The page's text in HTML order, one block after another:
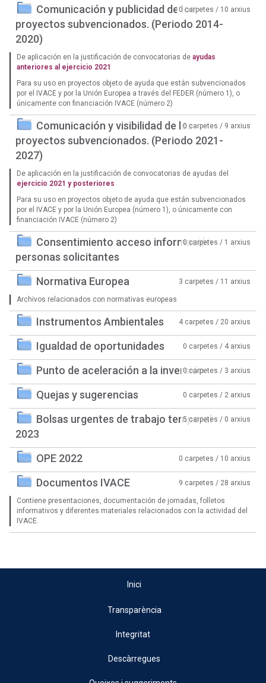
Comunicación y publicidad de los
proyectos subvencionados. (Periodo 2014-
2020)
0 carpetes / 10 arxius
De aplicación en la justificación de convocatorias de ayudas
anteriores al ejercicio 2021
Para su uso en proyectos objeto de ayuda que están subvencionados
por el IVACE y por la Unión Europea a través del FEDER (número 1), o
únicamente con financiación IVACE (número 2)
Comunicación y visibilidad de los
proyectos subvencionados. (Periodo 2021-
2027)
0 carpetes / 9 arxius
De aplicación en la justificación de convocatorias de ayudas del
ejercicio 2021 y posteriores
Para su uso en proyectos objeto de ayuda que están subvencionados
por el IVACE y por la Unión Europea (número 1), o únicamente con
financiación IVACE (número 2)
Consentimiento acceso información
personas solicitantes
0 carpetes / 1 arxius
Normativa Europea 3 carpetes / 11 arxius
Archivos relacionados con normativas europeas
Instrumentos Ambientales 4 carpetes / 20 arxius
Igualdad de oportunidades 0 carpetes / 4 arxius
Punto de aceleración a la inversión0 carpetes / 3 arxius
Quejas y sugerencias 0 carpetes / 2 arxius
Bolsas urgentes de trabajo temporal
2023
5 carpetes / 0 arxius
OPE 2022 0 carpetes / 10 arxius
Documentos IVACE 9 carpetes / 28 arxius
Contiene presentaciones, documentación de jornadas, folletos
informativos y diferentes materiales relacionados con la actividad del
IVACE.
Inici
Transparència
Integritat
Descàrregues